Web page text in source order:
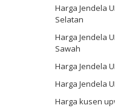
Harga Jendela
Selatan
Harga Jendela
Sawah
Harga Jendela
Harga Jendela
Harga kusen